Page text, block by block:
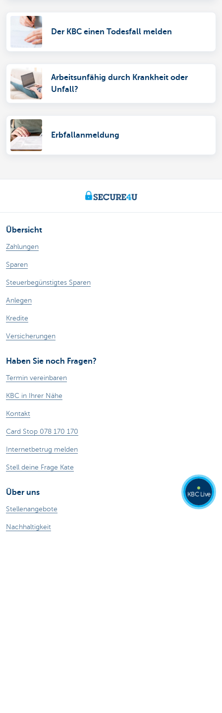
Der KBC einen Todesfall melden
Arbeitsunfähig durch Krankheit oder
Unfall?
Erbfallanmeldung
Übersicht
Zahlungen
Sparen
Steuerbegünstigtes Sparen
Anlegen
Kredite
Versicherungen
Haben Sie noch Fragen?
Termin vereinbaren
KBC in Ihrer Nähe
Kontakt
Card Stop 078 170 170
Internetbetrug melden
Stell deine Frage Kate
Über uns
Stellenangebote
Nachhaltigkeit
KBC Live